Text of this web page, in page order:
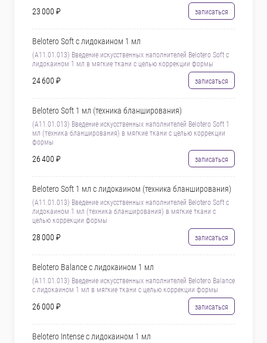
23 000 ₽ записаться
Belotero Soft с лидокаином 1 мл
(А11.01.013) Введение искусственных наполнителей Belotero Soft с
лидокаином 1 мл в мягкие ткани с целью коррекции формы
24 600 ₽ записаться
Belotero Soft 1 мл (техника бланширования)
(А11.01.013) Введение искусственных наполнителей Belotero Soft 1
мл (техника бланширования) в мягкие ткани с целью коррекции
формы
26 400 ₽ записаться
Belotero Soft 1 мл с лидокаином (техника бланширования)
(А11.01.013) Введение искусственных наполнителей Belotero Soft с
лидокаином 1 мл (техника бланширования) в мягкие ткани с
целью коррекции формы
28 000 ₽ записаться
Belotero Balance с лидокаином 1 мл
(А11.01.013) Введение искусственных наполнителей Belotero Balance
с лидокаином 1 мл в мягкие ткани с целью коррекции формы
26 000 ₽ записаться
Belotero Intense с лидокаином 1 мл